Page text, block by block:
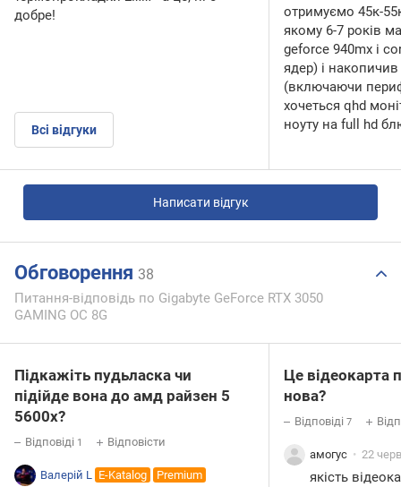
добре!
Всі відгуки
отримуємо 45к-
якому 6-7 років
geforce 940mx і
ядер) і
(включаючи
хочеться qhd
ноуту на full hd
Написати відгук
Обговорення 38
Питання-відповідь по Gigabyte GeForce RTX 3050
GAMING OC 8G
Підкажіть пудьласка чи
підійде вона до амд райзен 5
5600x?
Відповіді 1 Відповісти
Валерій L E-Katalog
Premium
Це відеокарта
нова?
Відповіді 7
амогус 22
якість